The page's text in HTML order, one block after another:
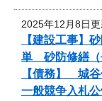
2025年12月8日
【建設工事】
単 砂防修繕（
【債務】 城
一般競争入札